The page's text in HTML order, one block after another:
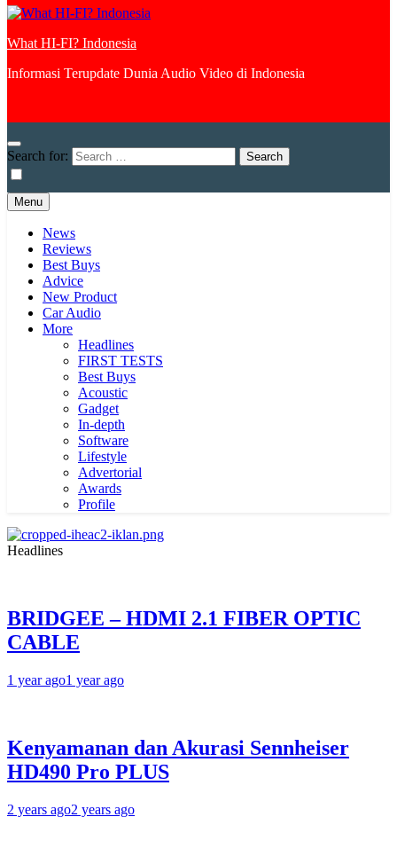
What HI-FI? Indonesia
Informasi Terupdate Dunia Audio Video di Indonesia
Search for:
Menu
News
Reviews
Best Buys
Advice
New Product
Car Audio
More
Headlines
FIRST TESTS
Best Buys
Acoustic
Gadget
In-depth
Software
Lifestyle
Advertorial
Awards
Profile
Headlines
BRIDGEE – HDMI 2.1 FIBER OPTIC
CABLE
1 year ago1 year ago
Kenyamanan dan Akurasi Sennheiser
HD490 Pro PLUS
2 years ago2 years ago